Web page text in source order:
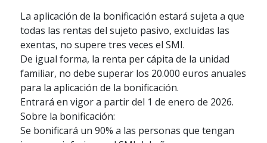
La aplicación de la bonificación estará sujeta a que
todas las rentas del sujeto pasivo, excluidas las
exentas, no supere tres veces el SMI.
De igual forma, la renta per cápita de la unidad
familiar, no debe superar los 20.000 euros anuales
para la aplicación de la bonificación.
Entrará en vigor a partir del 1 de enero de 2026.
Sobre la bonificación:
Se bonificará un 90% a las personas que tengan